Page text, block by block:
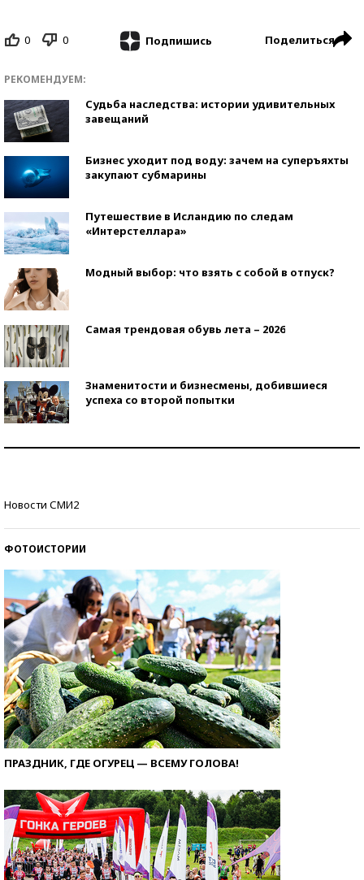
0 0 Подпишись Поделиться
РЕКОМЕНДУЕМ:
Судьба наследства: истории удивительных
завещаний
Бизнес уходит под воду: зачем на суперъяхты
закупают субмарины
Путешествие в Исландию по следам
«Интерстеллара»
Модный выбор: что взять с собой в отпуск?
Самая трендовая обувь лета – 2026
Знаменитости и бизнесмены, добившиеся
успеха со второй попытки
Новости СМИ2
ФОТОИСТОРИИ
ПРАЗДНИК, ГДЕ ОГУРЕЦ — ВСЕМУ ГОЛОВА!